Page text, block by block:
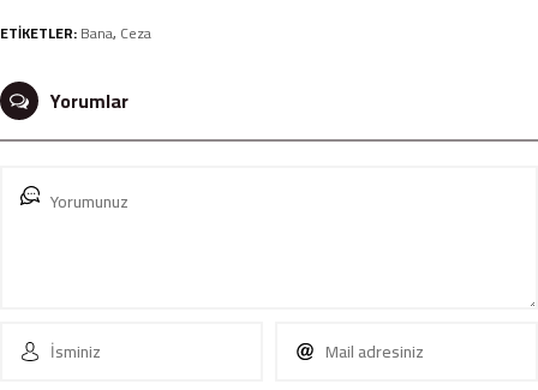
ETİKETLER:Bana, Ceza
Yorumlar